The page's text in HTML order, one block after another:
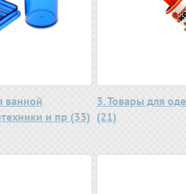
ванной
и пр (33)
3. Товары для
(21)